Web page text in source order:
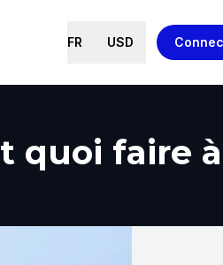
FR USD
quoi faire à